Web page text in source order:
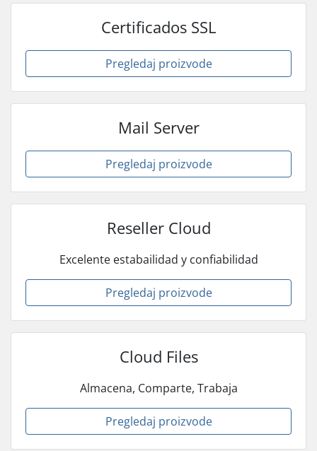
Certificados SSL
Pregledaj proizvode
Mail Server
Pregledaj proizvode
Reseller Cloud
Excelente estabailidad y confiabilidad
Pregledaj proizvode
Cloud Files
Almacena, Comparte, Trabaja
Pregledaj proizvode